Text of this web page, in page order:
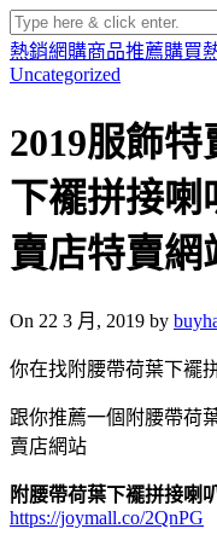
熱銷網購商品推薦購買
Uncategorized
2019服飾
下襬拼接喇
賣店特賣網
On 22 3 月, 2019 by
你在找附腰帶荷葉下襬
跟你推薦一個附腰帶荷
賣店網站
附腰帶荷葉下襬拼接喇
https://joymall.co/2QnPG